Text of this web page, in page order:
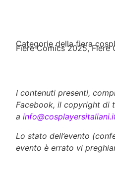
Categorie della fiera
Fiere Comics 2025,Fiere
I contenuti presenti,
Facebook, il copyright di
a
Lo stato dell’evento
evento è errato vi